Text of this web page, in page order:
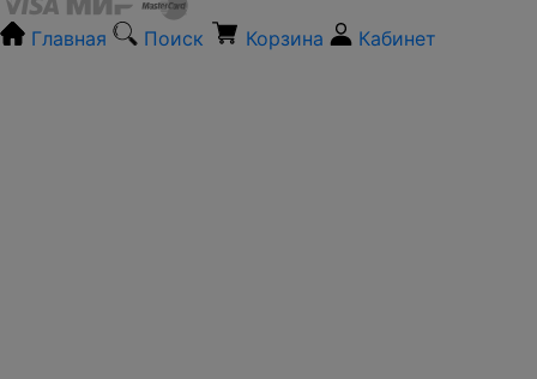
Главная Поиск Корзина Кабинет